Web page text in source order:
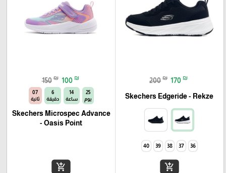
200 ₪ 170 ₪
Skechers Edgeride - Rekze‏
36
37
38
39
40
add_shopping_cart
150 ₪ 100 ₪
25
يوم
14
ساعة
6
دقيقة
06
ثانية
Skechers Microspec Advance
- Oasis Point
add_shopping_cart